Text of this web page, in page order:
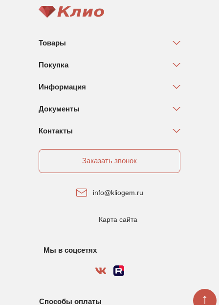
Товары
Покупка
Информация
Документы
Контакты
Заказать звонок
info@kliogem.ru
Карта сайта
Мы в соцсетях
Способы оплаты ↑